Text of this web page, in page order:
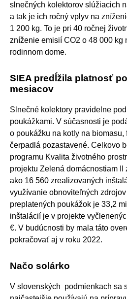
slnečných kolektorov slúžiacich
a tak je ich ročný vplyv na
1 200 kg. To je pri 40 ročnej
zníženie emisií CO2 o 48 000 kg
rodinnom dome.
SIEA predĺžila platnosť
mesiacov
Slnečné kolektory pravidelne
poukážkami. V súčasnosti je
o poukážku na kotly na biomasu,
čerpadlá pozastavené. Celkovo
programu Kvalita životného
projektu Zelená domácnostiam
ako 16 560 zrealizovaných
využívanie obnoviteľných
preplatených poukážok je 33,2
inštalácií je v projekte
€. V budúcnosti by mala táto
pokračovať aj v roku 2022.
Načo solárko
V slovenských podmienkach sa